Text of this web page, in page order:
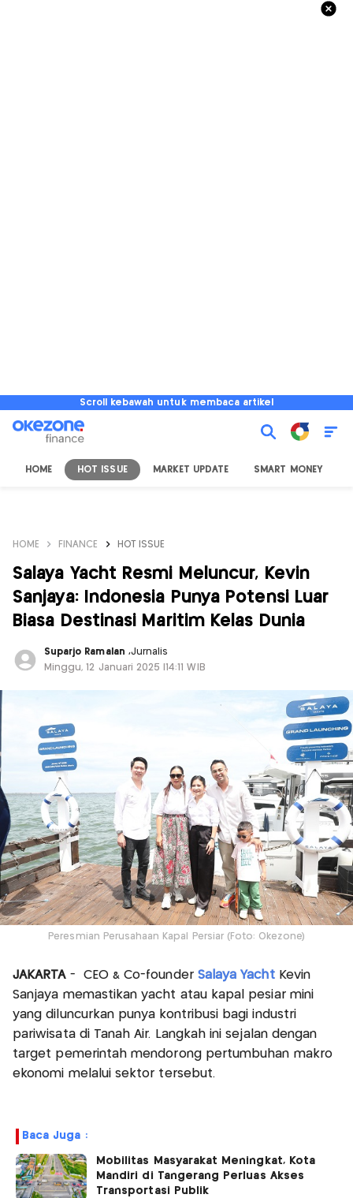
Scroll kebawah untuk membaca artikel
HOME HOT ISSUE MARKET UPDATE SMART MONEY
HOME FINANCE HOT ISSUE
Salaya Yacht Resmi Meluncur, Kevin
Sanjaya: Indonesia Punya Potensi Luar
Biasa Destinasi Maritim Kelas Dunia
Suparjo Ramalan ,Jurnalis
Minggu, 12 Januari 2025 |14:11 WIB
Peresmian Perusahaan Kapal Persiar (Foto: Okezone)
JAKARTA- CEO & Co-founder Salaya YachtKevin
Sanjaya memastikan yacht atau kapal pesiar mini
yang diluncurkan punya kontribusi bagi industri
pariwisata di Tanah Air. Langkah ini sejalan dengan
target pemerintah mendorong pertumbuhan makro
ekonomi melalui sektor tersebut.
Baca Juga :
Mobilitas Masyarakat Meningkat, Kota
Mandiri di Tangerang Perluas Akses
Transportasi Publik